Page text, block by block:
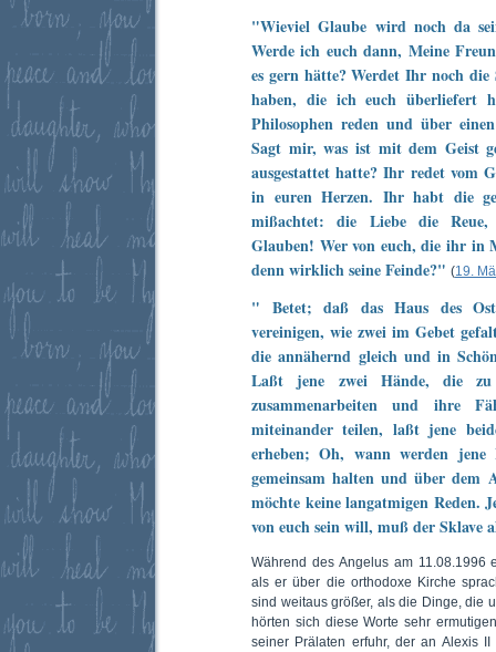
"Wieviel Glaube wird noch da
Werde ich euch dann, Meine
es gern hätte? Werdet Ihr noch
haben, die ich euch überliefert
Philosophen reden und über
Sagt mir, was ist mit dem Geist
ausgestattet hatte? Ihr redet vom
in euren Herzen. Ihr habt die
mißachtet: die Liebe die
Glauben! Wer von euch, die ihr in
denn wirklich seine Feinde?" (19.
" Betet; daß das Haus des
vereinigen, wie zwei im Gebet
die annähernd gleich und in
Laßt jene zwei Hände, die zu
zusammenarbeiten und ihre
miteinander teilen, laßt jene
erheben; Oh, wann werden jene
gemeinsam halten und über dem
möchte keine langatmigen Reden.
von euch sein will, muß der Sklave
Während des Angelus am 11.08.1996
als er über die orthodoxe Kirche
sind weitaus größer, als die Dinge, die
hörten sich diese Worte sehr
seiner Prälaten erfuhr, der an Alexis